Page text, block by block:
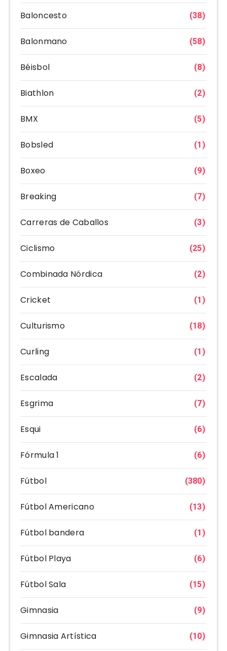
Baloncesto (38)
Balonmano (58)
Béisbol (8)
Biathlon (2)
BMX (5)
Bobsled (1)
Boxeo (9)
Breaking (7)
Carreras de Caballos (3)
Ciclismo (25)
Combinada Nórdica (2)
Cricket (1)
Culturismo (18)
Curling (1)
Escalada (2)
Esgrima (7)
Esqui (6)
Fórmula 1 (6)
Fútbol (380)
Fútbol Americano (13)
Fútbol bandera (1)
Fútbol Playa (6)
Fútbol Sala (15)
Gimnasia (9)
Gimnasia Artística (10)